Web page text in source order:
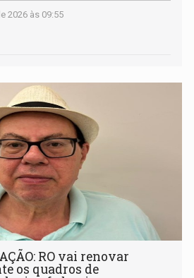
2026 às 09:55
RO vai renovar
os quadros de